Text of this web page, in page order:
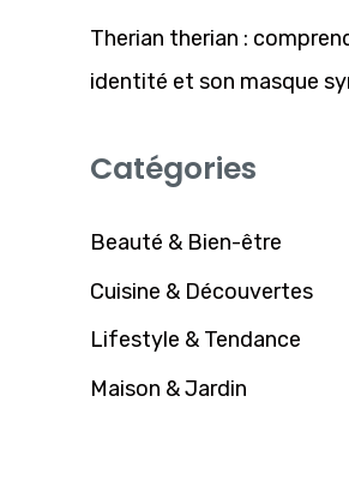
Therian therian :
identité et son masque
Catégories
Beauté & Bien-être
Cuisine & Découvertes
Lifestyle & Tendance
Maison & Jardin